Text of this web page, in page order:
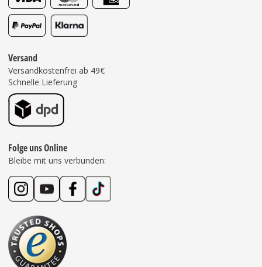
Versand
Versandkostenfrei ab 49€
Schnelle Lieferung
Folge uns Online
Bleibe mit uns verbunden: